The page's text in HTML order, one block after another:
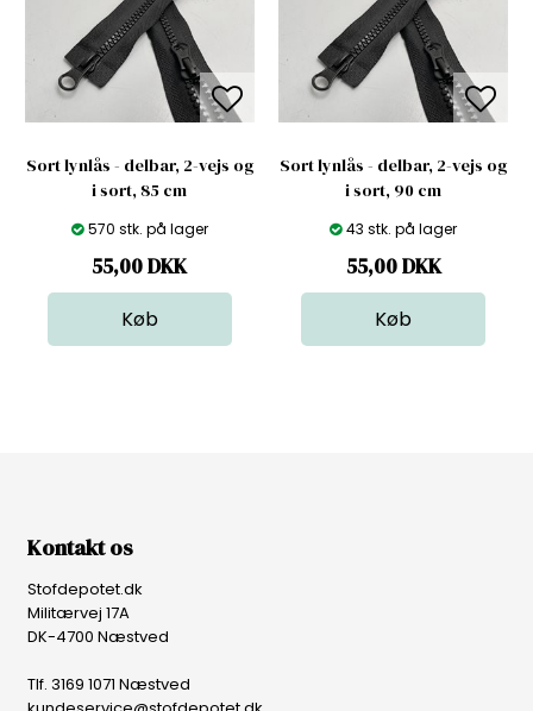
Sort lynlås - delbar, 2-vejs og
i sort, 85 cm
570 stk. på lager
55,00DKK
Sort lynlås - delbar, 2-vejs og
i sort, 90 cm
43 stk. på lager
55,00DKK
Kontakt os
Stofdepotet.dk
Militærvej 17A
DK-4700 Næstved
Tlf. 3169 1071 Næstved